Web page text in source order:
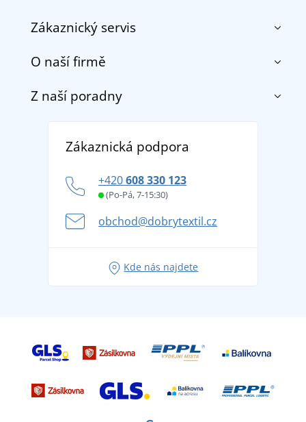
Zákaznický servis
Kontakt
Doprava a platba
Vrácení zboží a reklamace
Potisk a výšivka
Věrnostní program BONTIS +
O naší firmě
O nás
DobrýTextil pro firmy a organizace
Z naší poradny
tradicí od roku 1976
Letní dobrodružství začíná balením aneb připravte
se na dovolenou bez starostí
Tipy na svěží outfity pro pohodové léto
Zákaznická podpora
+420608 330 123
(Po-Pá, 7-15:30)
obchod@dobrytextil.cz
Kde nás najdete